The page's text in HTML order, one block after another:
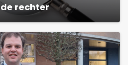
rechter